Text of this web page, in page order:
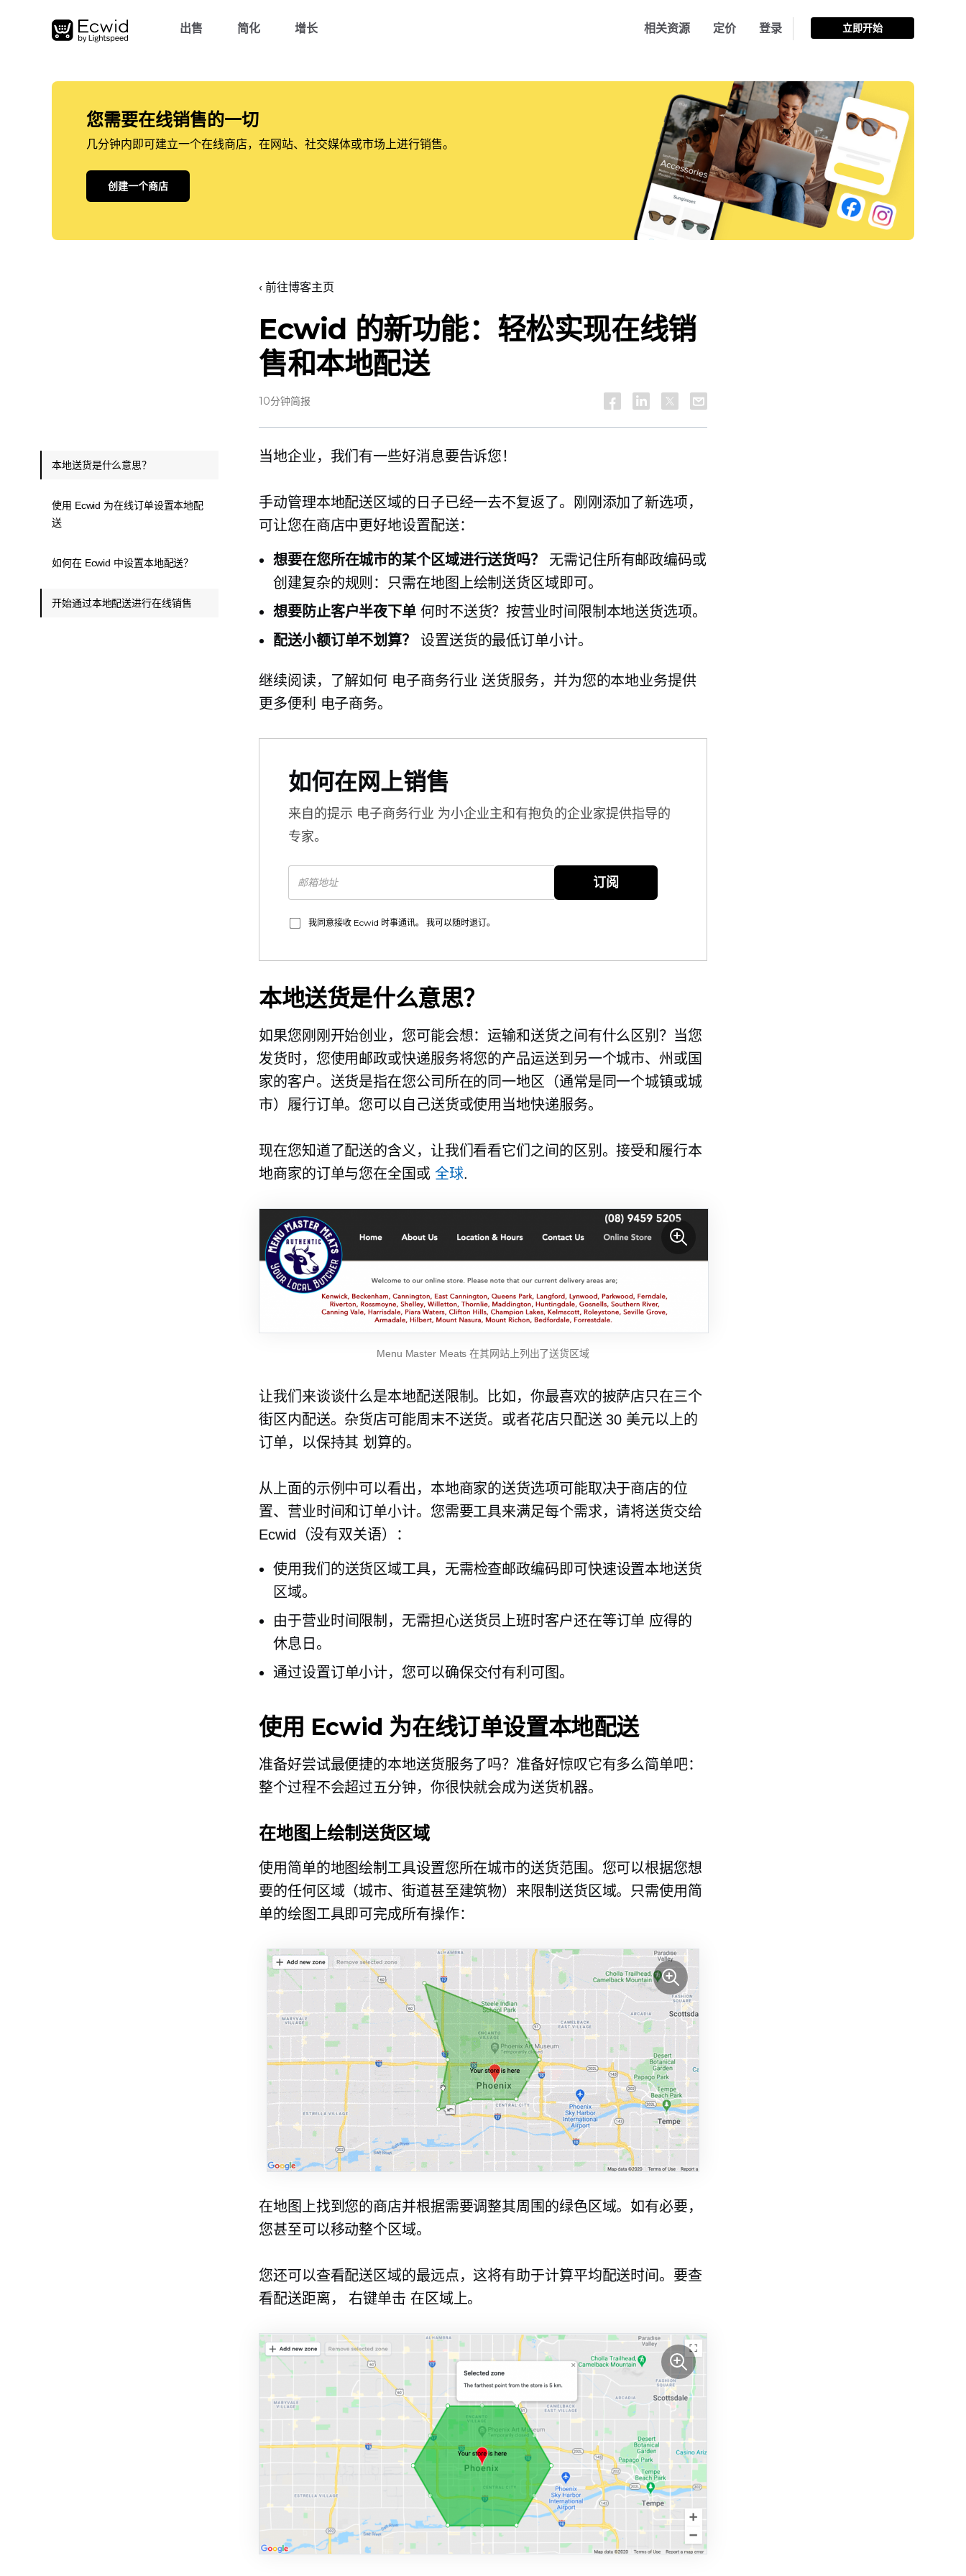
出售 简化 增长 相关资源 定价 登录 立即开始
您需要在线销售的一切
几分钟内即可建立一个在线商店，在网站、社交媒体或市场上进行销售。
创建一个商店
‹ 前往博客主页
Ecwid 的新功能：轻松实现在线销
售和本地配送
10分钟简报
当地企业，我们有一些好消息要告诉您！
手动管理本地配送区域的日子已经一去不复返了。刚刚添加了新选项，
可让您在商店中更好地设置配送：
想要在您所在城市的某个区域进行送货吗？
无需记住所有邮政编码或
创建复杂的规则：只需在地图上绘制送货区域即可。
想要防止客户半夜下单 何时不送货？按营业时间限制本地送货选项。
配送小额订单不划算？
设置送货的最低订单小计。
继续阅读，了解如何 电子商务行业 送货服务，并为您的本地业务提供
更多便利
电子商务。
如何在网上销售
来自的提示 电子商务行业 为小企业主和有抱负的企业家提供指导的
专家。
订阅
我同意接收 Ecwid 时事通讯。 我可以随时退订。
本地送货是什么意思？
如果您刚刚开始创业，您可能会想：运输和送货之间有什么区别？当您
发货时，您使用邮政或快递服务将您的产品运送到另一个城市、州或国
家的客户。送货是指在您公司所在的同一地区（通常是同一个城镇或城
市）履行订单。您可以自己送货或使用当地快递服务。
现在您知道了配送的含义，让我们看看它们之间的区别。接受和履行本
地商家的订单与您在全国或 全球.
Menu Master Meats 在其网站上列出了送货区域
让我们来谈谈什么是本地配送限制。比如，你最喜欢的披萨店只在三个
街区内配送。杂货店可能周末不送货。或者花店只配送 30 美元以上的
订单，以保持其划算的。
从上面的示例中可以看出，本地商家的送货选项可能取决于商店的位
置、营业时间和订单小计。您需要工具来满足每个需求，请将送货交给
Ecwid（没有双关语）：
使用我们的送货区域工具，无需检查邮政编码即可快速设置本地送货
区域。
由于营业时间限制，无需担心送货员上班时客户还在等订单 应得的
休息日。
通过设置订单小计，您可以确保交付有利可图。
使用 Ecwid 为在线订单设置本地配送
准备好尝试最便捷的本地送货服务了吗？准备好惊叹它有多么简单吧：
整个过程不会超过五分钟，你很快就会成为送货机器。
在地图上绘制送货区域
使用简单的地图绘制工具设置您所在城市的送货范围。您可以根据您想
要的任何区域（城市、街道甚至建筑物）来限制送货区域。只需使用简
单的绘图工具即可完成所有操作：
在地图上找到您的商店并根据需要调整其周围的绿色区域。如有必要，
您甚至可以移动整个区域。
您还可以查看配送区域的最远点，这将有助于计算平均配送时间。要查
看配送距离，右键单击 在区域上。
本地送货是什么意思？
使用 Ecwid 为在线订单设置本地配
送
如何在 Ecwid 中设置本地配送？
开始通过本地配送进行在线销售